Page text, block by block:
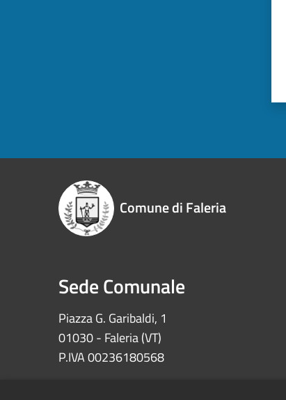
Comune di Faleria
Sede Comunale
Piazza G. Garibaldi, 1
01030 - Faleria (VT)
P.IVA 00236180568